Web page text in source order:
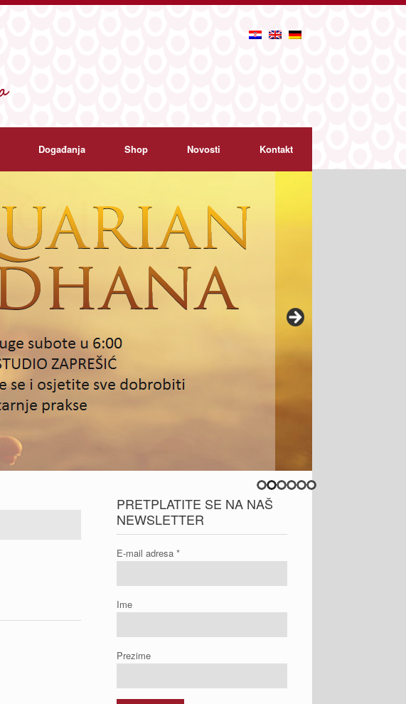
Događanja Shop Novosti Kontakt
PRETPLATITE SE NA NAŠ
NEWSLETTER
E-mail adresa*
Ime
Prezime